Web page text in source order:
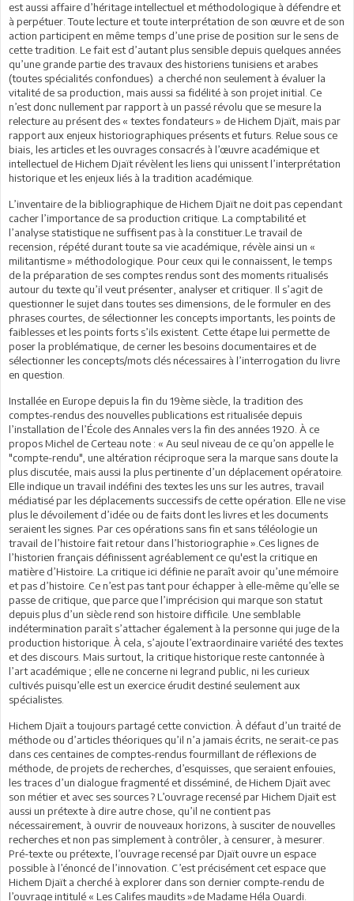
est aussi affaire d’héritage intellectuel et méthodologique à défendre et
à perpétuer. Toute lecture et toute interprétation de son œuvre et de son
action participent en même temps d’une prise de position sur le sens de
cette tradition. Le fait est d’autant plus sensible depuis quelques années
qu’une grande partie des travaux des historiens tunisiens et arabes
(toutes spécialités confondues) a cherché non seulement à évaluer la
vitalité de sa production, mais aussi sa fidélité à son projet initial. Ce
n’est donc nullement par rapport à un passé révolu que se mesure la
relecture au présent des « textes fondateurs » de Hichem Djaït, mais par
rapport aux enjeux historiographiques présents et futurs. Relue sous ce
biais, les articles et les ouvrages consacrés à l’œuvre académique et
intellectuel de Hichem Djaït révèlent les liens qui unissent l’interprétation
historique et les enjeux liés à la tradition académique.
L’inventaire de la bibliographique de Hichem Djaït ne doit pas cependant
cacher l’importance de sa production critique. La comptabilité et
l’analyse statistique ne suffisent pas à la constituer.Le travail de
recension, répété durant toute sa vie académique, révèle ainsi un «
militantisme » méthodologique. Pour ceux qui le connaissent, le temps
de la préparation de ses comptes rendus sont des moments ritualisés
autour du texte qu’il veut présenter, analyser et critiquer. Il s’agit de
questionner le sujet dans toutes ses dimensions, de le formuler en des
phrases courtes, de sélectionner les concepts importants, les points de
faiblesses et les points forts s’ils existent. Cette étape lui permette de
poser la problématique, de cerner les besoins documentaires et de
sélectionner les concepts/mots clés nécessaires à l’interrogation du livre
en question.
Installée en Europe depuis la fin du 19ème siècle, la tradition des
comptes-rendus des nouvelles publications est ritualisée depuis
l’installation de l’École des Annales vers la fin des années 1920. À ce
propos Michel de Certeau note : « Au seul niveau de ce qu’on appelle le
"compte-rendu", une altération réciproque sera la marque sans doute la
plus discutée, mais aussi la plus pertinente d’un déplacement opératoire.
Elle indique un travail indéfini des textes les uns sur les autres, travail
médiatisé par les déplacements successifs de cette opération. Elle ne vise
plus le dévoilement d’idée ou de faits dont les livres et les documents
seraient les signes. Par ces opérations sans fin et sans téléologie un
travail de l’histoire fait retour dans l’historiographie ».Ces lignes de
l’historien français définissent agréablement ce qu'est la critique en
matière d’Histoire. La critique ici définie ne paraît avoir qu’une mémoire
et pas d’histoire. Ce n’est pas tant pour échapper à elle-même qu’elle se
passe de critique, que parce que l’imprécision qui marque son statut
depuis plus d’un siècle rend son histoire difficile. Une semblable
indétermination paraît s’attacher également à la personne qui juge de la
production historique. À cela, s’ajoute l’extraordinaire variété des textes
et des discours. Mais surtout, la critique historique reste cantonnée à
l’art académique ; elle ne concerne ni legrand public, ni les curieux
cultivés puisqu’elle est un exercice érudit destiné seulement aux
spécialistes.
Hichem Djaït a toujours partagé cette conviction. À défaut d’un traité de
méthode ou d’articles théoriques qu’il n’a jamais écrits, ne serait-ce pas
dans ces centaines de comptes-rendus fourmillant de réflexions de
méthode, de projets de recherches, d’esquisses, que seraient enfouies,
les traces d’un dialogue fragmenté et disséminé, de Hichem Djaït avec
son métier et avec ses sources ? L’ouvrage recensé par Hichem Djaït est
aussi un prétexte à dire autre chose, qu’il ne contient pas
nécessairement, à ouvrir de nouveaux horizons, à susciter de nouvelles
recherches et non pas simplement à contrôler, à censurer, à mesurer.
Pré-texte ou prétexte, l’ouvrage recensé par Djaït ouvre un espace
possible à l’énoncé de l’innovation. C’est précisément cet espace que
Hichem Djaït a cherché à explorer dans son dernier compte-rendu de
l’ouvrage intitulé « Les Califes maudits »de Madame Héla Ouardi.